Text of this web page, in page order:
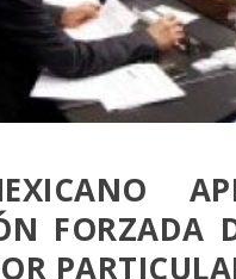
FORZADA